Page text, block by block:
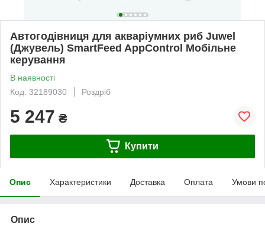
Автогодівниця для акваріумних риб Juwel
(Джувель) SmartFeed AppControl Мобільне
керування
В наявності
Код: 32189030
Роздріб
5 247 ₴
Купити
Опис Характеристики Доставка Оплата Умови
Опис